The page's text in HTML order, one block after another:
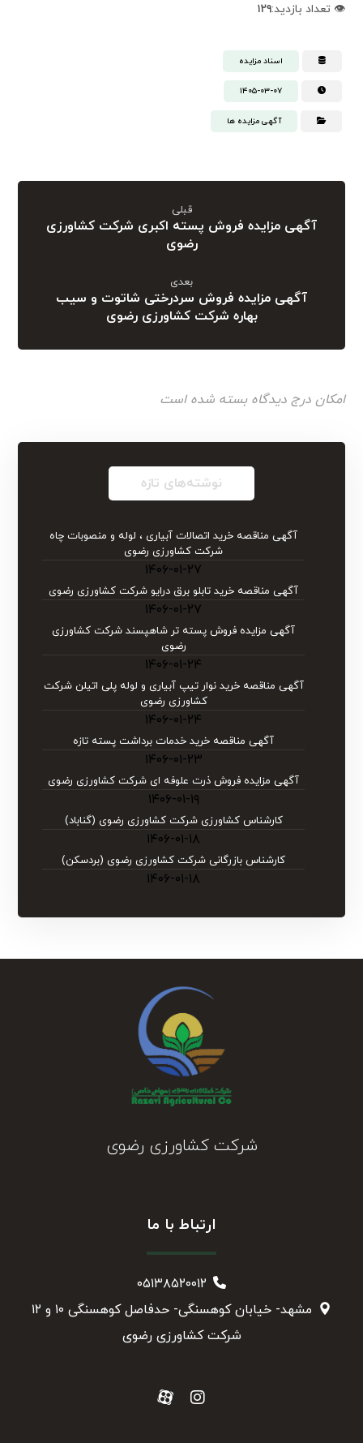
👁️ تعداد بازدید:۱۲۹
اسناد مزایده
۱۴۰۵-۰۳-۰۷
آگهی مزایده ها
قبلی
آگهی مزایده فروش پسته اکبری شرکت کشاورزی
رضوی
بعدی
آگهی مزایده فروش سردرختی شاتوت و سیب
بهاره شرکت کشاورزی رضوی
امکان درج دیدگاه بسته شده است
نوشته‌های تازه
آگهی مناقصه خرید اتصالات آبیاری ، لوله و منصوبات چاه
شرکت کشاورزی رضوی
۱۴۰۶-۰۱-۲۷
آگهی مناقصه خرید تابلو برق درایو شركت كشاورزی رضوی
۱۴۰۶-۰۱-۲۷
آگهی مزایده فروش پسته تر شاهپسند شرکت کشاورزی
رضوی
۱۴۰۶-۰۱-۲۴
آگهی مناقصه خرید نوار تیپ آبیاری و لوله پلی اتیلن شركت
كشاورزی رضوی
۱۴۰۶-۰۱-۲۴
آگهی مناقصه خرید خدمات برداشت پسته تازه
۱۴۰۶-۰۱-۲۳
آگهی مزایده فروش ذرت علوفه ای شرکت کشاورزی رضوی
۱۴۰۶-۰۱-۱۹
کارشناس کشاورزی شرکت کشاورزی رضوی (گناباد)
۱۴۰۶-۰۱-۱۸
کارشناس بازرگانی شرکت کشاورزی رضوی (بردسکن)
۱۴۰۶-۰۱-۱۸
شرکت کشاورزی رضوی
ارتباط با ما
۰۵۱۳۸۵۲۰۰۱۲
مشهد- خیابان کوهسنگی- حدفاصل کوهسنگی ۱۰ و ۱۲
شرکت کشاورزی رضوی